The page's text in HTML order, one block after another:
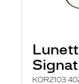
KOR2103